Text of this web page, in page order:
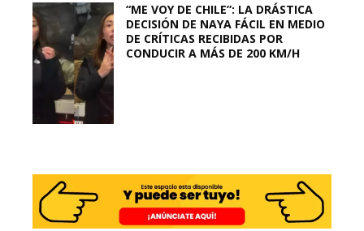
“ME VOY DE CHILE”: LA DRÁSTICA
DECISIÓN DE NAYA FÁCIL EN MEDIO
DE CRÍTICAS RECIBIDAS POR
CONDUCIR A MÁS DE 200 KM/H